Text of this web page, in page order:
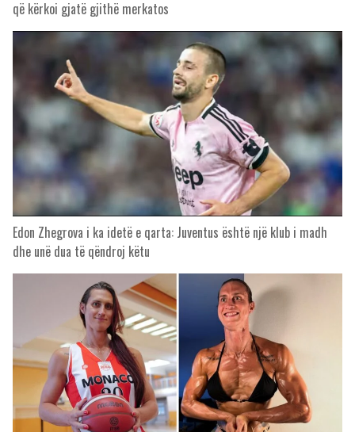
që kërkoi gjatë gjithë merkatos
Edon Zhegrova i ka idetë e qarta: Juventus është një klub i madh
dhe unë dua të qëndroj këtu